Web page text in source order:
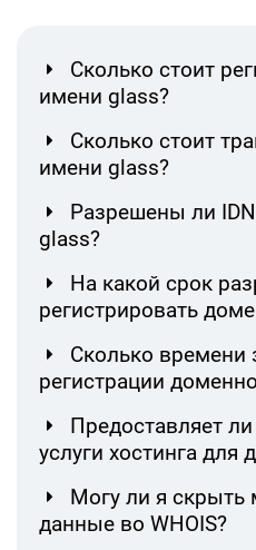
Сколько стоит
имени glass?
Сколько стоит
имени glass?
Разрешены ли
glass?
На какой срок
регистрировать
Сколько времени
регистрации
Предоставляет
услуги хостинга для
Могу ли я скрыть
данные во WHOIS?